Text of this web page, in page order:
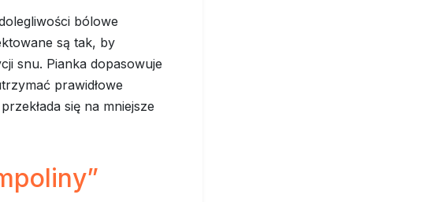
bólowe
są tak, by
snu. Pianka dopasowuje
prawidłowe
się na mniejsze